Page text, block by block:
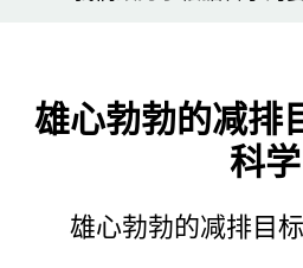
雄心勃勃的减排
科学
雄心勃勃的减排目